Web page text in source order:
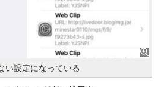
い設定になっている